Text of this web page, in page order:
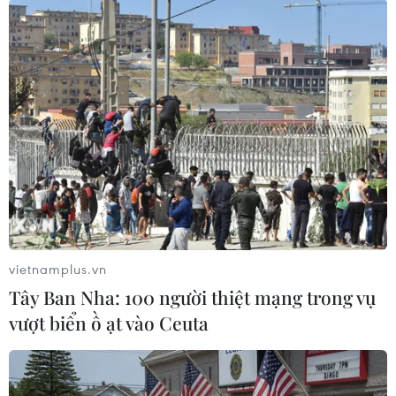
Các điểm đến là di tích lịch sử, văn hóa, du lịch
sinh thái gắn với vùng trồng cây ăn trái, làng
nghề sản xuất bánh phồng, kẹo dừa... cùng một
số điểm du lịch ở các địa phương ven biển như
Ba Tri, Thạnh Phú có nhiều tín hiệu tích cực
trong thu hút du khách.
vietnamplus.vn
Tây Ban Nha: 100 người thiệt mạng trong vụ
vượt biển ồ ạt vào Ceuta